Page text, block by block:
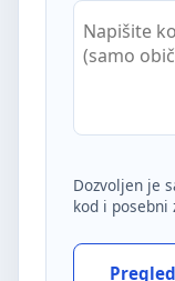
Dozvoljen je
kod i posebni